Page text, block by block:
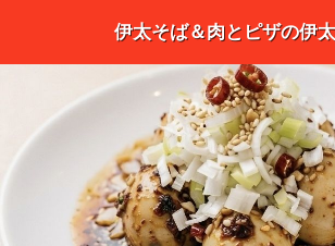
伊太そば＆肉とピザの伊